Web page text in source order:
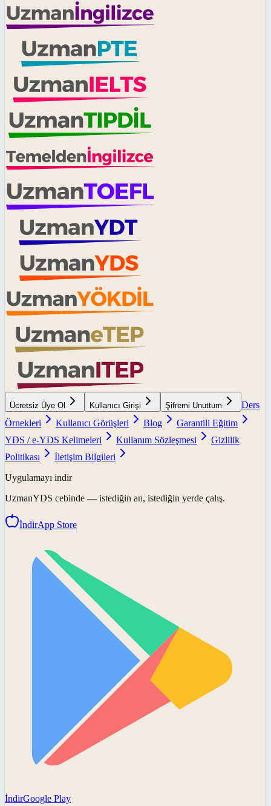
Ücretsiz Üye Ol Kullanıcı Girişi Şifremi Unuttum
Ders
Örnekleri
Kullanıcı Görüşleri Blog
Garantili Eğitim
YDS / e-YDS Kelimeleri
Kullanım Sözleşmesi
Gizlilik
Politikası
İletişim Bilgileri
Uygulamayı indir
UzmanYDS cebinde — istediğin an, istediğin yerde çalış.
İndirApp Store
İndirGoogle Play